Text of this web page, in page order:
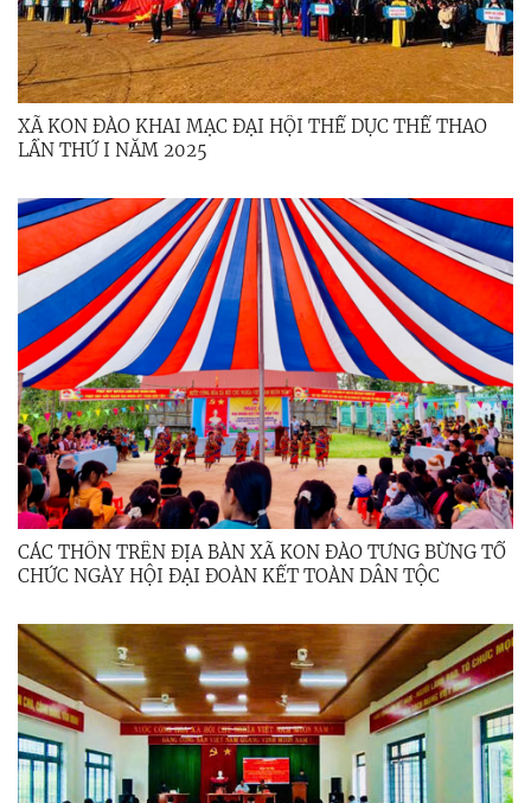
XÃ KON ĐÀO KHAI MẠC ĐẠI HỘI THỂ DỤC THỂ THAO
LẦN THỨ I NĂM 2025
CÁC THÔN TRÊN ĐỊA BÀN XÃ KON ĐÀO TƯNG BỪNG TỔ
CHỨC NGÀY HỘI ĐẠI ĐOÀN KẾT TOÀN DÂN TỘC